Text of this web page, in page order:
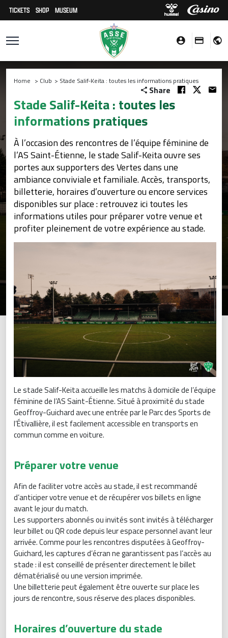
TICKETS SHOP MUSEUM
Home > Club > Stade Salif-Keita : toutes les informations pratiques
Share
Stade Salif-Keita : toutes les
informations pratiques
À l’occasion des rencontres de l’équipe féminine de
l’AS Saint-Étienne, le stade Salif-Keita ouvre ses
portes aux supporters des Vertes dans une
ambiance conviviale et familiale. Accès, transports,
billetterie, horaires d’ouverture ou encore services
disponibles sur place : retrouvez ici toutes les
informations utiles pour préparer votre venue et
profiter pleinement de votre expérience au stade.
Le stade Salif-Keita accueille les matchs à domicile de l’équipe
féminine de l’AS Saint-Étienne. Situé à proximité du stade
Geoffroy-Guichard avec une entrée par le Parc des Sports de
l’Étivallière, il est facilement accessible en transports en
commun comme en voiture.
Préparer votre venue
Afin de faciliter votre accès au stade, il est recommandé
d’anticiper votre venue et de récupérer vos billets en ligne
avant le jour du match.
Les supporters abonnés ou invités sont invités à télécharger
leur billet ou QR code depuis leur espace personnel avant leur
arrivée. Comme pour les rencontres disputées à Geoffroy-
Guichard, les captures d’écran ne garantissent pas l’accès au
stade : il est conseillé de présenter directement le billet
dématérialisé ou une version imprimée.
Une billetterie peut également être ouverte sur place les
jours de rencontre, sous réserve des places disponibles.
Horaires d’ouverture du stade